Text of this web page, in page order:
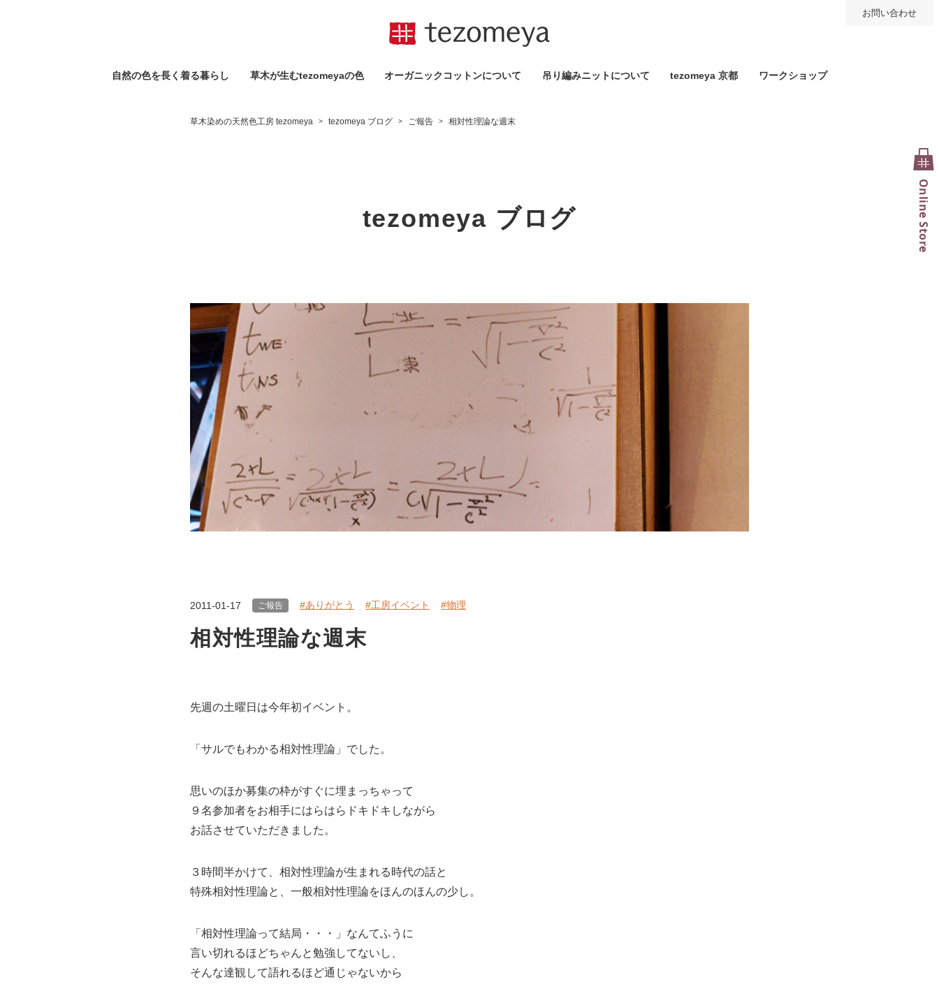
自然の⾊を⻑く着る暮らし 草木が生むtezomeyaの⾊ オーガニックコットンについて 吊り編みニットについて tezomeya 京都 ワークショップ
お問い合わせ
Online Store
草木染めの天然色工房 tezomeya > tezomeya ブログ > ご報告 > 相対性理論な週末
tezomeya ブログ
2011-01-17 ご報告 #ありがとう #工房イベント #物理
相対性理論な週末
先週の土曜日は今年初イベント。
「サルでもわかる相対性理論」でした。
思いのほか募集の枠がすぐに埋まっちゃって
９名参加者をお相手にはらはらドキドキしながら
お話させていただきました。
３時間半かけて、相対性理論が生まれる時代の話と
特殊相対性理論と、一般相対性理論をほんのほんの少し。
「相対性理論って結局・・・」なんてふうに
言い切れるほどちゃんと勉強してないし、
そんな達観して語れるほど通じゃないから